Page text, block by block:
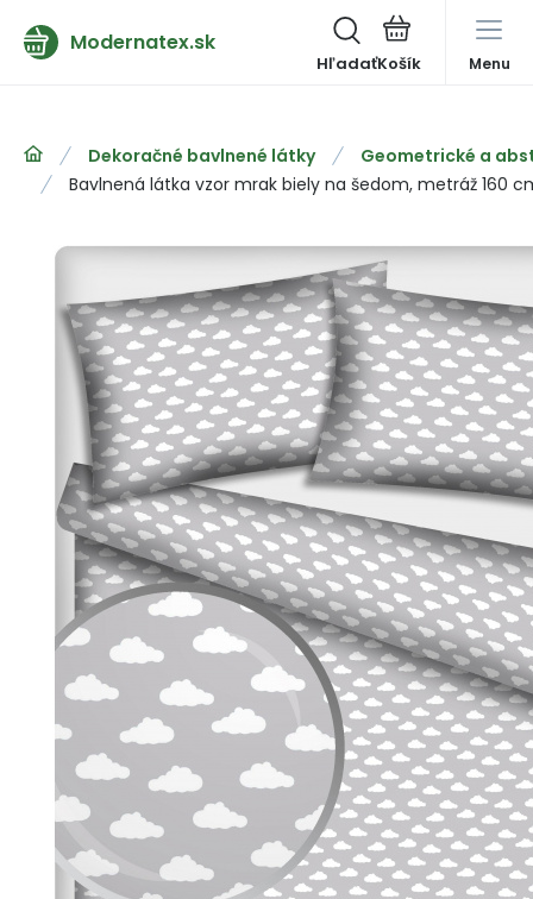
Modernatex.sk
Hľadať Menu
Dekoračné bavlnené látky
Geometrické a
Bavlnená látka vzor mrak biely na šedom, metráž 160